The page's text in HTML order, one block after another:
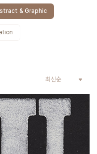
& Graphic